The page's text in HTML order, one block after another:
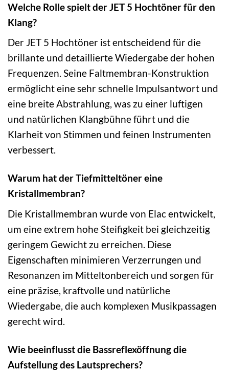
Welche Rolle spielt der JET 5 Hochtöner für den
Klang?
Der JET 5 Hochtöner ist entscheidend für die
brillante und detaillierte Wiedergabe der hohen
Frequenzen. Seine Faltmembran-Konstruktion
ermöglicht eine sehr schnelle Impulsantwort und
eine breite Abstrahlung, was zu einer luftigen
und natürlichen Klangbühne führt und die
Klarheit von Stimmen und feinen Instrumenten
verbessert.
Warum hat der Tiefmitteltöner eine
Kristallmembran?
Die Kristallmembran wurde von Elac entwickelt,
um eine extrem hohe Steifigkeit bei gleichzeitig
geringem Gewicht zu erreichen. Diese
Eigenschaften minimieren Verzerrungen und
Resonanzen im Mitteltonbereich und sorgen für
eine präzise, kraftvolle und natürliche
Wiedergabe, die auch komplexen Musikpassagen
gerecht wird.
Wie beeinflusst die Bassreflexöffnung die
Aufstellung des Lautsprechers?